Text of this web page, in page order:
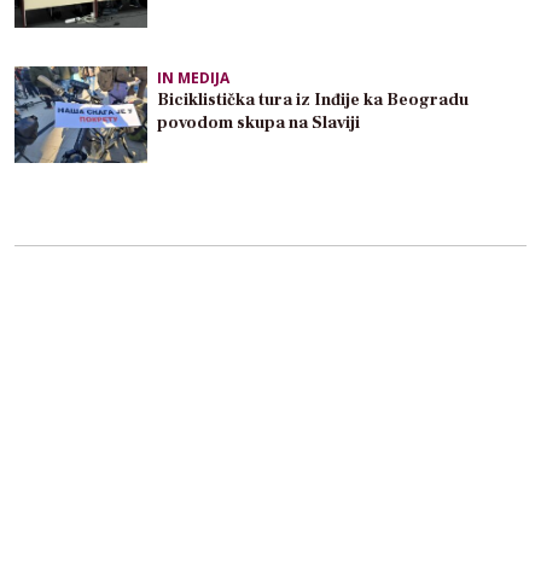
IN MEDIJA
Biciklistička tura iz Inđije ka Beogradu
povodom skupa na Slaviji